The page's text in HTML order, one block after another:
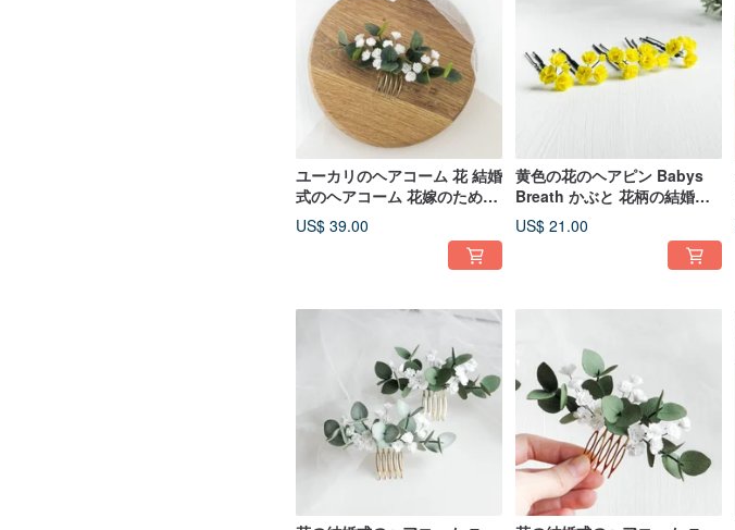
ユーカリのヘアコーム 花 結婚
式のヘアコーム 花嫁のための
花のヘアピース
US$ 39.00
黄色の花のヘアピン Babys
Breath かぶと 花柄の結婚式
のヘアピース
US$ 21.00